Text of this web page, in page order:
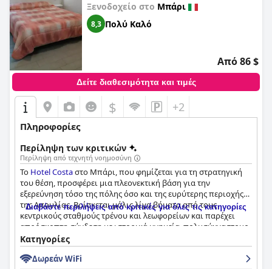
Ξενοδοχείο στο Μπάρι
8,3 Πολύ Καλό
Από 86 $
Δείτε διαθεσιμότητα και τιμές
$ +2
Πληροφορίες
Περίληψη των κριτικών
Περίληψη από τεχνητή νοημοσύνη
Το Hotel Costaστο Μπάρι, που φημίζεται για τη στρατηγική
του θέση, προσφέρει μια πλεονεκτική βάση για την
εξερεύνηση τόσο της πόλης όσο και της ευρύτερης περιοχής
της Απουλίας. Βρίσκεται μόλις λίγα βήματα από τους
κεντρικούς σταθμούς τρένου και λεωφορείων και παρέχει
απρόσκοπτη σύνδεση με ιστορικά μνημεία, πολυσύχναστους
εμπορικούς δρόμους και τη γραφική προκυμαία. Οι
επισκέπτες εκτιμούν την εγγύτητα του ξενοδοχείου σε
απολαυστικά καφέ, εστιατόρια και γοητευτικά καταστήματα,
Διαβάστε περιλήψεις από κριτικές για όλες τις κατηγορίες
Κατηγορίες
Δωρεάν WiFi